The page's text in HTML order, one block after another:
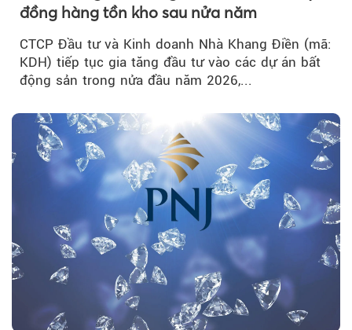
đồng hàng tồn kho sau nửa năm
CTCP Đầu tư và Kinh doanh Nhà Khang Điền (mã:
KDH) tiếp tục gia tăng đầu tư vào các dự án bất
động sản trong nửa đầu năm 2026,...